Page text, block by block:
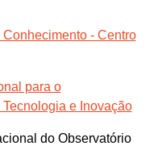
- Centro
para o
e Inovação
do Observatório